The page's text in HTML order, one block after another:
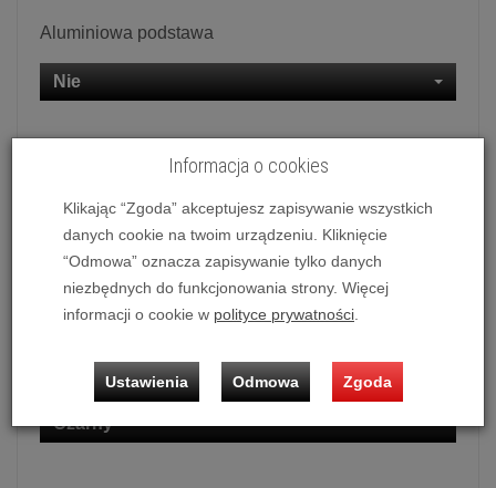
Aluminiowa podstawa
Nie
Kolor tkaniny
Czarny
Kolor ramki
Czarny
Informacja o cookies
Klikając “Zgoda” akceptujesz zapisywanie wszystkich
danych cookie na twoim urządzeniu. Kliknięcie
“Odmowa” oznacza zapisywanie tylko danych
niezbędnych do funkcjonowania strony. Więcej
informacji o cookie w polityce prywatności
Ustawienia Odmowa Zgoda